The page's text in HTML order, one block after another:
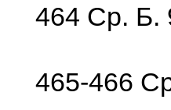
464 Ср. Б.
465-466